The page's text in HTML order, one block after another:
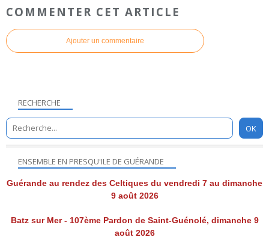
COMMENTER CET ARTICLE
Ajouter un commentaire
RECHERCHE
ENSEMBLE EN PRESQU'ILE DE GUÉRANDE
Guérande au rendez des Celtiques du vendredi 7 au dimanche
9 août 2026
Batz sur Mer - 107ème Pardon de Saint-Guénolé, dimanche 9
août 2026